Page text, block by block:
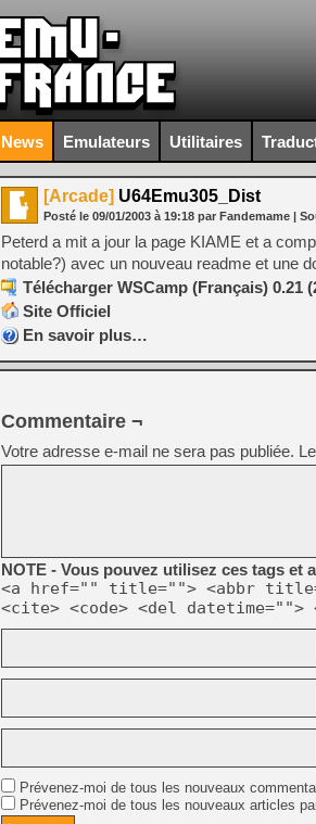
News Emulateurs Utilitaires
[Arcade] U64Emu305_Dist
Posté le 09/01/2003 à 19:18 par Fandemame |
Peterd a mit a jour la page KIAME et a
notable?) avec un nouveau readme et une
Télécharger WSCamp (Français) 0.21
Site Officiel
En savoir plus…
Commentaire ¬
Votre adresse e-mail ne sera pas publiée.
NOTE - Vous pouvez utilisez ces tags et
<a href="" title=""> <abbr
<cite> <code> <del
Prévenez-moi de tous les nouveaux
Prévenez-moi de tous les nouveaux articles